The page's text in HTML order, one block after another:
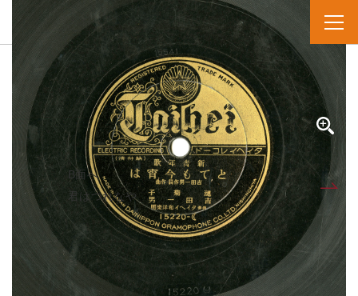
SPレコード
トテモコヨイハ
資料番号：SPH1391001437A
とても今宵は
A面
B面へ
君はつれなや
人名・団体名
漣菊子 実演家